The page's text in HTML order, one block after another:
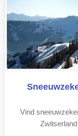
Vind